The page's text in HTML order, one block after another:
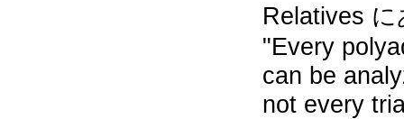
Relatives
"Every
can be
not every